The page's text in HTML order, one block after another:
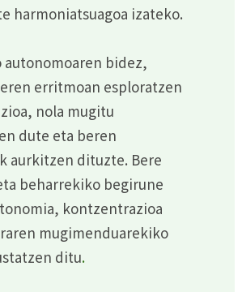
harmoniatsuagoa izateko.
autonomoaren bidez,
erritmoan esploratzen
nola mugitu
dute eta beren
aurkitzen dituzte. Bere
beharrekiko begirune
kontzentrazioa
mugimenduarekiko
ditu.